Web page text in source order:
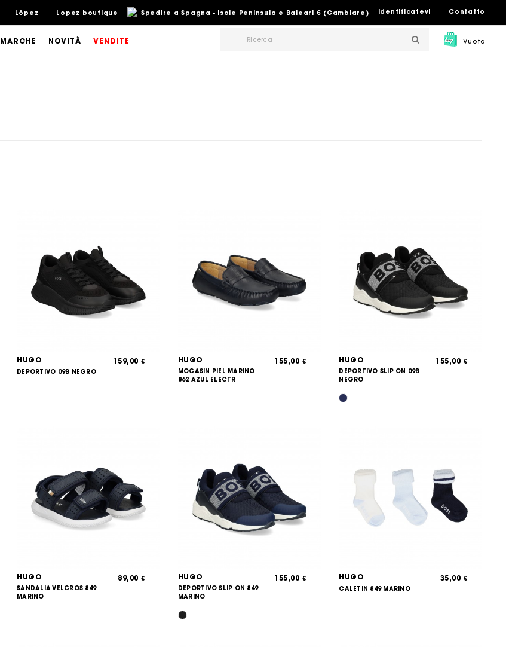
Contatto
Identificatevi
Spedire a Spagna - Isole Peninsula e Baleari € (Cambiare)
López Lopez boutique
Vuoto
MARCHE NOVITÀ VENDITE
HUGO
DEPORTIVO 09B NEGRO
159,00€ HUGO
MOCASIN PIEL MARINO
862 AZUL ELECTR
155,00 € HUGO
DEPORTIVO SLIP ON 09B
NEGRO
155,00 €
HUGO
SANDALIA VELCROS 849
MARINO
89,00€ HUGO
DEPORTIVO SLIP ON 849
MARINO
155,00 € HUGO
CALETIN 849 MARINO
35,00 €